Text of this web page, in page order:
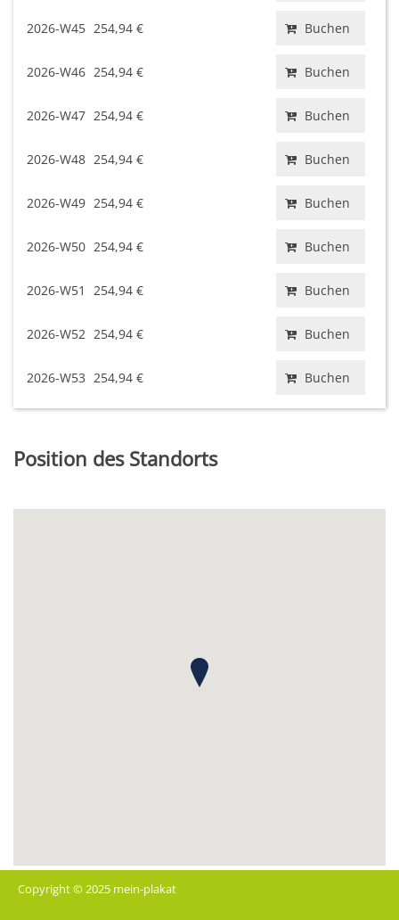
2026-W45 254,94 € Buchen
2026-W46 254,94 € Buchen
2026-W47 254,94 € Buchen
2026-W48 254,94 € Buchen
2026-W49 254,94 € Buchen
2026-W50 254,94 € Buchen
2026-W51 254,94 € Buchen
2026-W52 254,94 € Buchen
2026-W53 254,94 € Buchen
Position des Standorts
Copyright © 2025 mein-plakat